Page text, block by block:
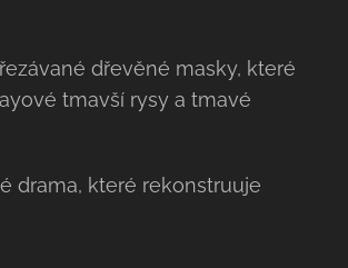
dřevěné masky, které
tmavší rysy a tmavé
drama, které rekonstruuje